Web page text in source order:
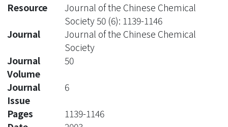
Resource
Journal of the Chinese Chemical
Society 50 (6): 1139-1146
Journal
Journal of the Chinese Chemical
Society
Journal
Volume
50
Journal
Issue
6
Pages
1139-1146